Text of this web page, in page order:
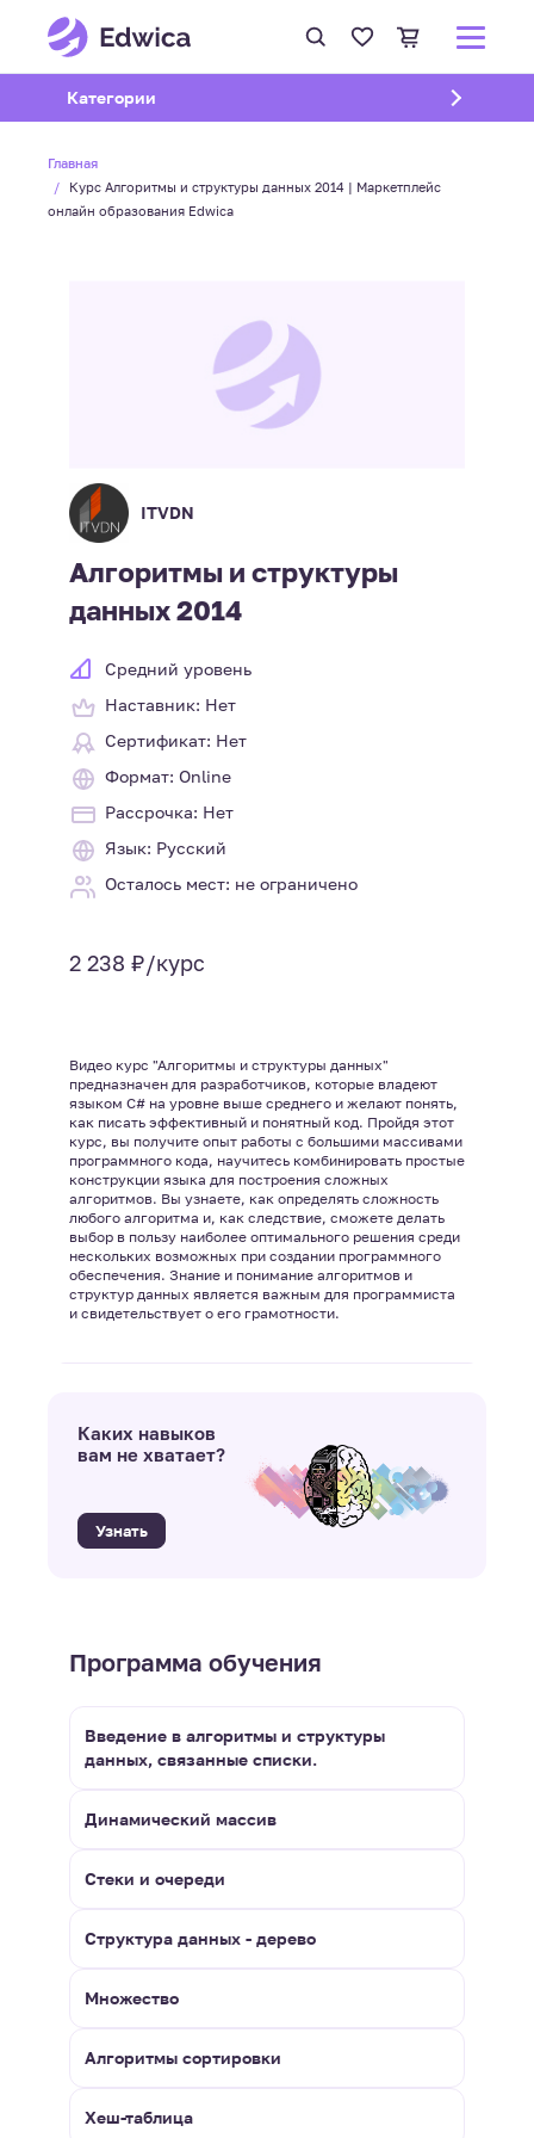
Открыть подменю
Категории
Главная
Курс Алгоритмы и структуры данных 2014 | Маркетплейс
онлайн образования Edwica
ITVDN
Алгоритмы и структуры
данных 2014
Средний уровень
Наставник: Нет
Сертификат: Нет
Формат: Online
Рассрочка: Нет
Язык: Русский
Осталось мест: не ограничено
2 238 ₽/курс
Видео курс "Алгоритмы и структуры данных"
предназначен для разработчиков, которые владеют
языком С# на уровне выше среднего и желают понять,
как писать эффективный и понятный код. Пройдя этот
курс, вы получите опыт работы с большими массивами
программного кода, научитесь комбинировать простые
конструкции языка для построения сложных
алгоритмов. Вы узнаете, как определять сложность
любого алгоритма и, как следствие, сможете делать
выбор в пользу наиболее оптимального решения среди
нескольких возможных при создании программного
обеспечения. Знание и понимание алгоритмов и
структур данных является важным для программиста
и свидетельствует о его грамотности.
Каких навыков
вам не хватает?
Узнать
Программа обучения
Введение в алгоритмы и структуры
данных, связанные списки.
Динамический массив
Стеки и очереди
Структура данных - дерево
Множество
Алгоритмы сортировки
Хеш-таблица